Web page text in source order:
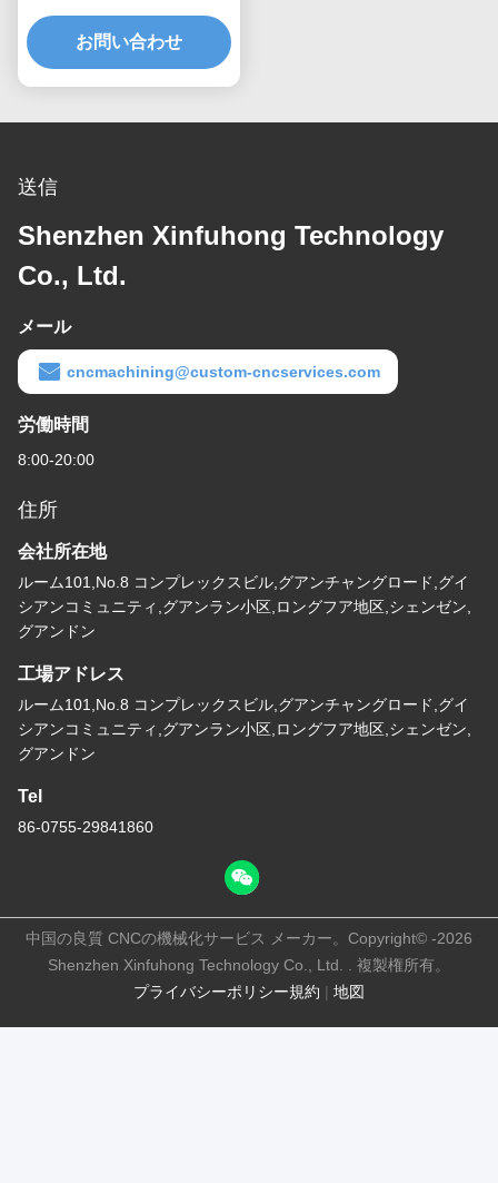
お問い合わせ
送信
Shenzhen Xinfuhong Technology
Co., Ltd.
メール
cncmachining@custom-cncservices.com
労働時間
8:00-20:00
住所
会社所在地
ルーム101,No.8 コンプレックスビル,グアンチャングロード,グイ
シアンコミュニティ,グアンラン小区,ロングフア地区,シェンゼン,
グアンドン
工場アドレス
ルーム101,No.8 コンプレックスビル,グアンチャングロード,グイ
シアンコミュニティ,グアンラン小区,ロングフア地区,シェンゼン,
グアンドン
Tel
86-0755-29841860
プライバシーポリシー規約 | 地図
中国の良質 CNCの機械化サービス メーカー。Copyright© -2026
Shenzhen Xinfuhong Technology Co., Ltd. . 複製権所有。